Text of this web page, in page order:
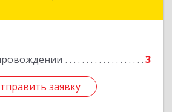
3
заявку
Подробнее
заявку